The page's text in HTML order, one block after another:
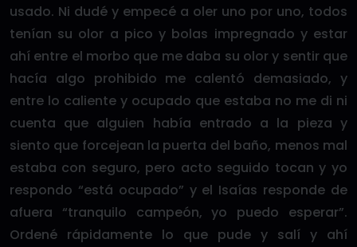
usado. Ni dudé y empecé a oler uno por uno, todos
tenían su olor a pico y bolas impregnado y estar
ahí entre el morbo que me daba su olor y sentir que
hacía algo prohibido me calentó demasiado, y
entre lo caliente y ocupado que estaba no me di ni
cuenta que alguien había entrado a la pieza y
siento que forcejean la puerta del baño, menos mal
estaba con seguro, pero acto seguido tocan y yo
respondo “está ocupado” y el Isaías responde de
afuera “tranquilo campeón, yo puedo esperar”.
Ordené rápidamente lo que pude y salí y ahí